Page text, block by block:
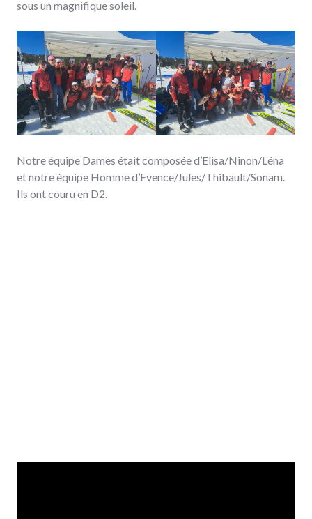
sous un magnifique soleil.
Notre équipe Dames était composée d’Elisa/Ninon/Léna
et notre équipe Homme d’Evence/Jules/Thibault/Sonam.
Ils ont couru en D2.